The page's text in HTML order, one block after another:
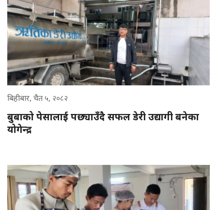
बिहीबार, चैत ५, २०८२
बुबाको पेसालाई पछ्याउँदै सफल डेरी उद्यागी बनेका
योगेन्द्र